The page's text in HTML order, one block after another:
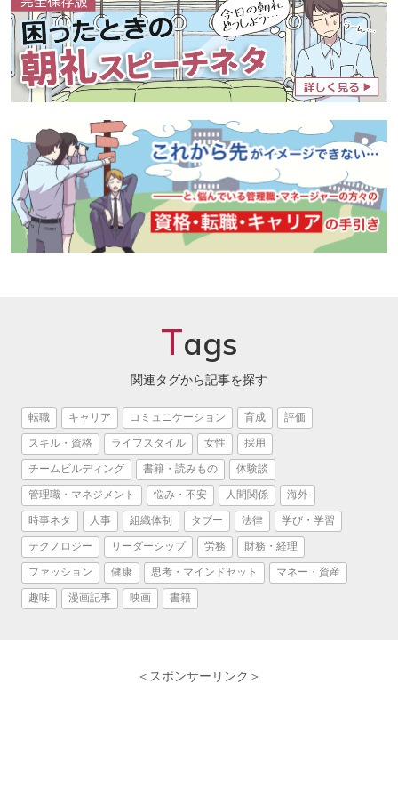
Tags
関連タグから記事を探す
転職 キャリア コミュニケーション 育成 評価
スキル・資格 ライフスタイル 女性 採用
チームビルディング 書籍・読みもの 体験談
管理職・マネジメント 悩み・不安 人間関係 海外
時事ネタ 人事 組織体制 タブー 法律 学び・学習
テクノロジー リーダーシップ 労務 財務・経理
ファッション 健康 思考・マインドセット マネー・資産
趣味 漫画記事 映画 書籍
＜スポンサーリンク＞